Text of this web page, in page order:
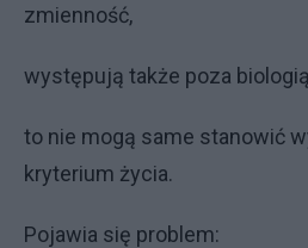
zmienność,
występują także poza
to nie mogą same stanowić
kryterium życia.
Pojawia się problem: